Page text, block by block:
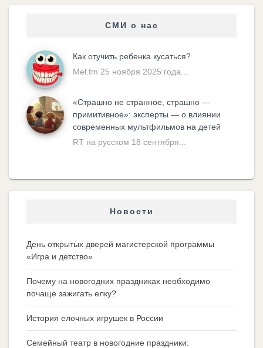
СМИ о нас
Как отучить ребенка кусаться?
Mel.fm 25 ноября 2025 года...
«Cтрашно не странное, страшно —
примитивное»: эксперты — о влиянии
современных мультфильмов на детей
RT на русском 18 сентября...
Новости
День открытых дверей магистерской программы
«Игра и детство»
Почему на новогодних праздниках необходимо
почаще зажигать елку?
История елочных игрушек в России
Семейный театр в новогодние праздники: